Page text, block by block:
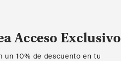
Acceso Exclusivo
un 10% de descuento en tu